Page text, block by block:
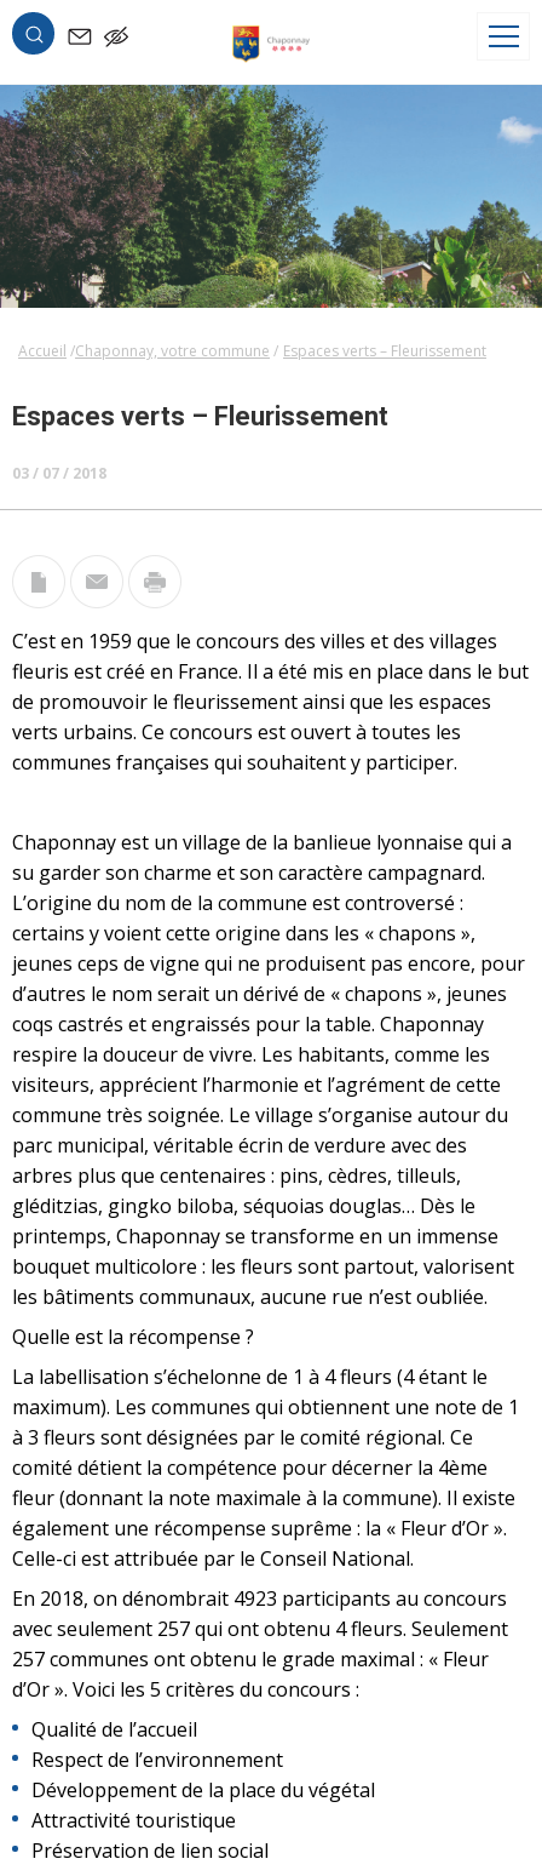
OK
Accueil Chaponnay, votre commune Espaces verts – Fleurissement
Espaces verts – Fleurissement
03 / 07 / 2018
C’est en 1959 que le concours des villes et des villages
fleuris est créé en France. Il a été mis en place dans le but
de promouvoir le fleurissement ainsi que les espaces
verts urbains. Ce concours est ouvert à toutes les
communes françaises qui souhaitent y participer.
Chaponnay est un village de la banlieue lyonnaise qui a
su garder son charme et son caractère campagnard.
L’origine du nom de la commune est controversé :
certains y voient cette origine dans les « chapons »,
jeunes ceps de vigne qui ne produisent pas encore, pour
d’autres le nom serait un dérivé de « chapons », jeunes
coqs castrés et engraissés pour la table. Chaponnay
respire la douceur de vivre. Les habitants, comme les
visiteurs, apprécient l’harmonie et l’agrément de cette
commune très soignée. Le village s’organise autour du
parc municipal, véritable écrin de verdure avec des
arbres plus que centenaires : pins, cèdres, tilleuls,
gléditzias, gingko biloba, séquoias douglas… Dès le
printemps, Chaponnay se transforme en un immense
bouquet multicolore : les fleurs sont partout, valorisent
les bâtiments communaux, aucune rue n’est oubliée.
Quelle est la récompense ?
La labellisation s’échelonne de 1 à 4 fleurs (4 étant le
maximum). Les communes qui obtiennent une note de 1
à 3 fleurs sont désignées par le comité régional. Ce
comité détient la compétence pour décerner la 4ème
fleur (donnant la note maximale à la commune). Il existe
également une récompense suprême : la « Fleur d’Or ».
Celle-ci est attribuée par le Conseil National.
En 2018, on dénombrait 4923 participants au concours
avec seulement 257 qui ont obtenu 4 fleurs. Seulement
257 communes ont obtenu le grade maximal : « Fleur
d’Or ». Voici les 5 critères du concours :
Qualité de l’accueil
Respect de l’environnement
Développement de la place du végétal
Attractivité touristique
Préservation de lien social